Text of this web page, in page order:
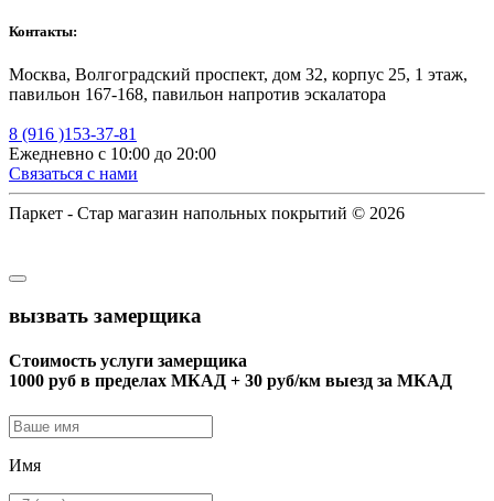
Контакты:
Москва, Волгоградский проспект, дом 32, корпус 25, 1 этаж,
павильон 167-168, павильон напротив эскалатора
8 (916 )153-37-81
Ежедневно с 10:00 до 20:00
Связаться с нами
Паркет - Стар магазин напольных покрытий © 2026
вызвать замерщика
Стоимость услуги замерщика
1000 руб в пределах МКАД + 30 руб/км выезд за МКАД
Имя